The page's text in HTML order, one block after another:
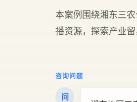
本案例围绕湘东三
播资源，探索产业
咨询问题
问